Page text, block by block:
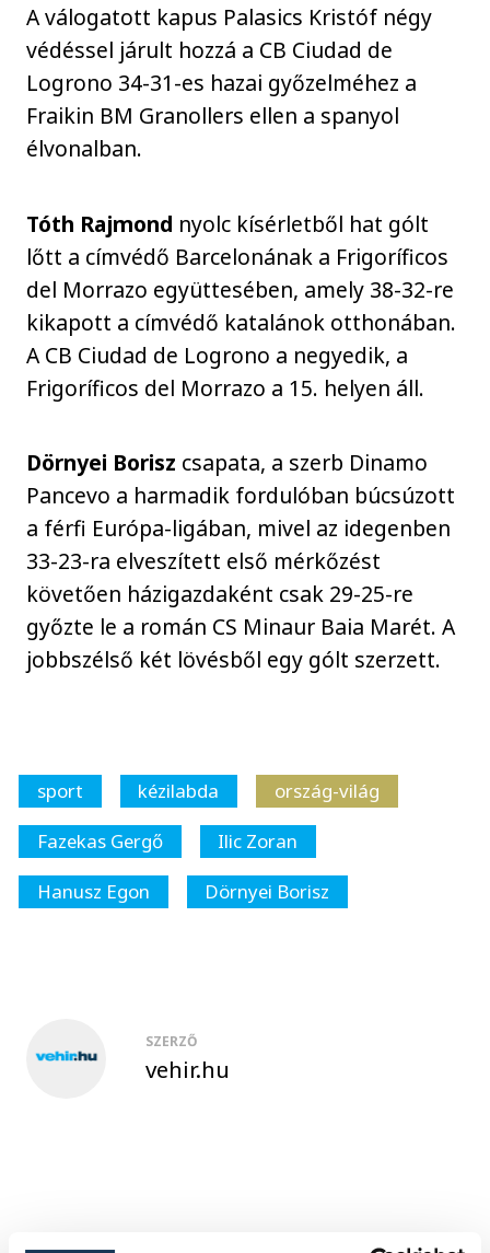
A válogatott kapus Palasics Kristóf négy
védéssel járult hozzá a CB Ciudad de
Logrono 34-31-es hazai győzelméhez a
Fraikin BM Granollers ellen a spanyol
élvonalban.
Tóth Rajmond nyolc kísérletből hat gólt
lőtt a címvédő Barcelonának a Frigoríficos
del Morrazo együttesében, amely 38-32-re
kikapott a címvédő katalánok otthonában.
A CB Ciudad de Logrono a negyedik, a
Frigoríficos del Morrazo a 15. helyen áll.
Dörnyei Borisz csapata, a szerb Dinamo
Pancevo a harmadik fordulóban búcsúzott
a férfi Európa-ligában, mivel az idegenben
33-23-ra elveszített első mérkőzést
követően házigazdaként csak 29-25-re
győzte le a román CS Minaur Baia Marét. A
jobbszélső két lövésből egy gólt szerzett.
sport kézilabda
ország-világ
Fazekas Gergő
Ilic Zoran
Hanusz Egon
Dörnyei Borisz
SZERZŐ
vehir.hu